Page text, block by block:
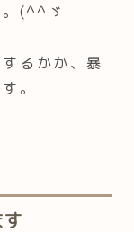
。(^^ゞ
るかか、暴
。